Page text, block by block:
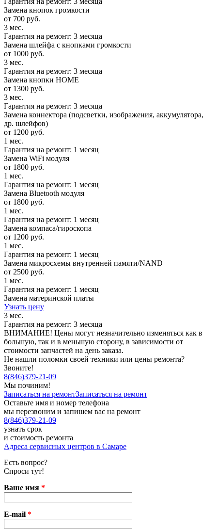
Замена кнопок громкости
от 700 руб.
3 мес.
Гарантия на ремонт: 3 месяца
Замена шлейфа с кнопками громкости
от 1000 руб.
3 мес.
Гарантия на ремонт: 3 месяца
Замена кнопки HOME
от 1300 руб.
3 мес.
Гарантия на ремонт: 3 месяца
Замена коннектора (подсветки, изображения, аккумулятора,
др. шлейфов)
от 1200 руб.
1 мес.
Гарантия на ремонт: 1 месяц
Замена WiFi модуля
от 1800 руб.
1 мес.
Гарантия на ремонт: 1 месяц
Замена Bluetooth модуля
от 1800 руб.
1 мес.
Гарантия на ремонт: 1 месяц
Замена компаса/гироскопа
от 1200 руб.
1 мес.
Гарантия на ремонт: 1 месяц
Замена микросхемы внутренней памяти/NAND
от 2500 руб.
1 мес.
Гарантия на ремонт: 1 месяц
Замена материнской платы
Узнать цену
3 мес.
Гарантия на ремонт: 3 месяца
ВНИМАНИЕ! Цены могут незначительно изменяться как в
большую, так и в меньшую сторону, в зависимости от
стоимости запчастей на день заказа.
Не нашли поломки своей техники или цены ремонта?
Звоните!
8(846)379-21-09
Мы починим!
Записаться на ремонтЗаписаться на ремонт
Оставьте имя и номер телефона
мы перезвоним и запишем вас на ремонт
8(846)379-21-09
узнать срок
и стоимость ремонта
Адреса сервисных центров в Самаре
Есть вопрос?
Спроси тут!
Ваше имя *
E-mail *